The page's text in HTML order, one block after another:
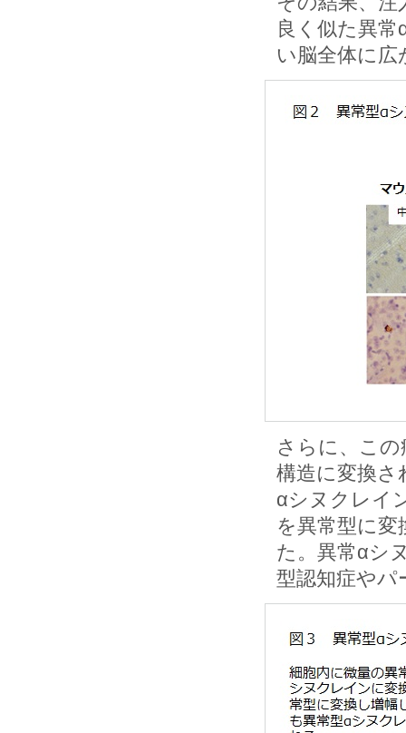
良く似た異
い脳全体に
さらに、こ
構造に変換さ
αシヌクレイ
を異常型に
た。異常αシ
型認知症やパ